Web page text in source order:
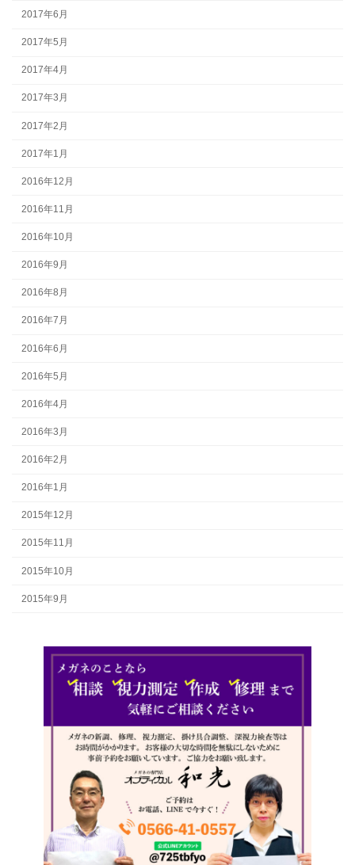
2017年6月
2017年5月
2017年4月
2017年3月
2017年2月
2017年1月
2016年12月
2016年11月
2016年10月
2016年9月
2016年8月
2016年7月
2016年6月
2016年5月
2016年4月
2016年3月
2016年2月
2016年1月
2015年12月
2015年11月
2015年10月
2015年9月